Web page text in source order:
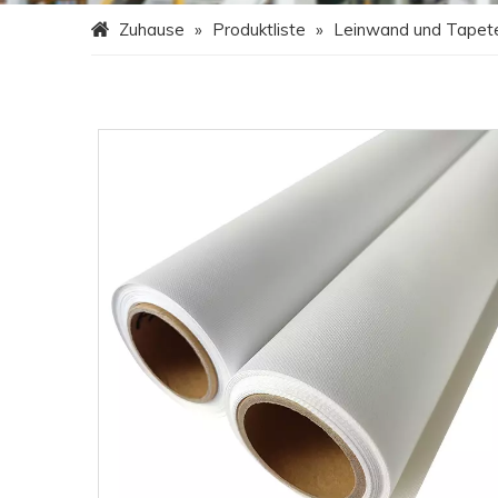
Zuhause » Produktliste » Leinwand und